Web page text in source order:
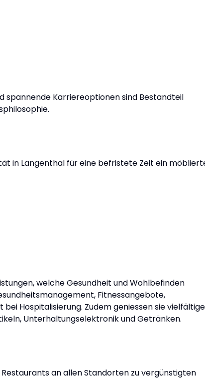
spannende Karriereoptionen sind Bestandteil
in Langenthal für eine befristete Zeit ein
welche Gesundheit und Wohlbefinden
Fitnessangebote,
Hospitalisierung. Zudem geniessen sie vielfältige
Unterhaltungselektronik und Getränken.
an allen Standorten zu vergünstigten